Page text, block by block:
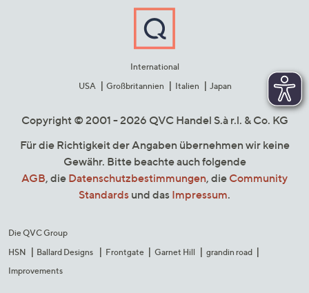
International
USA
Großbritannien Italien Japan
Copyright © 2001 - 2026 QVC Handel S.à r.l. & Co. KG
Für die Richtigkeit der Angaben übernehmen wir keine
Gewähr. Bitte beachte auch folgende
AGB, die Datenschutzbestimmungen, die Community
Standards und das Impressum.
Die QVC Group
HSN
Ballard Designs Frontgate Garnet Hill
grandin road
Improvements